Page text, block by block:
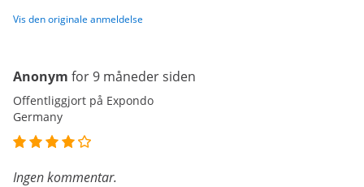
Vis den originale anmeldelse
Anonym for 9 måneder siden
Offentliggjort på Expondo
Germany
Ingen kommentar.